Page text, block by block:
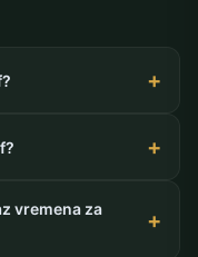
vremena za